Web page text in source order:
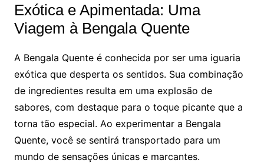
Exótica e Apimentada: Uma
Viagem à Bengala Quente
A Bengala Quente é conhecida por ser uma iguaria
exótica que desperta os sentidos. Sua combinação
de ingredientes resulta em uma explosão de
sabores, com destaque para o toque picante que a
torna tão especial. Ao experimentar a Bengala
Quente, você se sentirá transportado para um
mundo de sensações únicas e marcantes.